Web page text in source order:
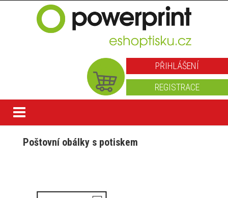
PŘIHLÁŠENÍ
REGISTRACE
Poštovní obálky s potiskem